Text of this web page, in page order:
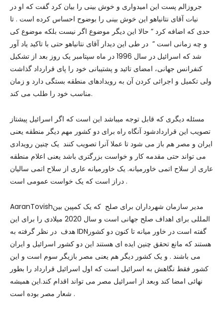
جروزالم پست این امیدواری و خوش بینی را بیان کرد گفت که او در
نیات آقای نتانیاهو این خوش بینی را بوضوح احساس کرده است . تا
حدی که اضافه کرد ” حالا این دیگر موضوع اگر نیست بلکه موضوع کی
و چه زمانی است ” در طی این دیدار آقای نتانیاهو حتی با تاکید یاد آور
شد که اسرائیل در سال 1996 در ماه سپتامبر یک روز بعد از تشکیل
کنفرانس جهانی، امضای تائید و پشتیبانی خود را پای قرارداد گذاشت
ولی تکمیل و اجرائی کردن آن به رویدادهای منطقه بستگی دارد و زمان
مناسب خود را طلب می کند.
مسئله دیگری که قابل توجه میباشد این است که اگر اسرائیل پیشتاز
تصویب این قراردادشود آنگاه راه برای دو کشور مهم دیگر منطقه یعنی
ایران و مصر هم باز می شود تا عملا آنرا تصویب کنند یک چنین رویدادی
می تواند حتی مقدمه کار و خواست بزرگتری باشد یعنی اعلام منطقه
عاری از سلاح اتمی خاورمیانه. یک خاورمیانه عاری از سلاح اتمی سالیان
دراز است که یک خواست عمومی است .
AaranTovishمدیر سازمان شهرداران برای صلح که یک کمپین بین
المللی برای اهداف صلح جهانی است و سال 2020 میلادی را برای این
هدف در نظر گرفته به IDNگفته است در خاور میانه تا کنون دو کشور
هستند که مانع تحقق چنین ایده ای هستند این دو کشور اسرائیل و ایران
می باشند . و یک کشور دیگر هم یعنی مصر بازیگر سوم است و این
کشور فقط نگاهش به اسرائیل است که اول اسرائیل قرارداد را بطور
نهائی امضا کند وبعد از اسرائیل مصر می تواند اقدام کند.این همیشه
شعار مصر بوده است .